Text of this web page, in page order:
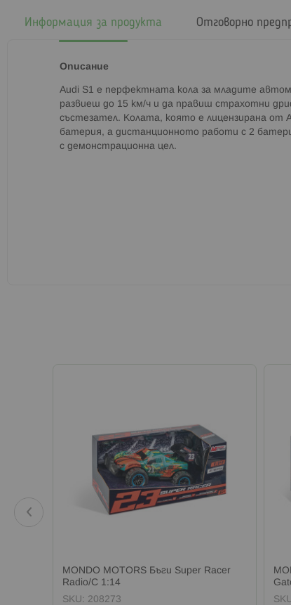
Информация за продукта
Описание
Audi S1 е перфектната кола за младите
развиеш до 15 км/ч и да правиш страхотни
състезател. Колата, която е лицензирана от
батерия, а дистанционното работи с 2
с демонстрационна цел.
Отговорно
MONDO MOTORS Бъги Super Racer
Radio/C 1:14
SKU: 208273